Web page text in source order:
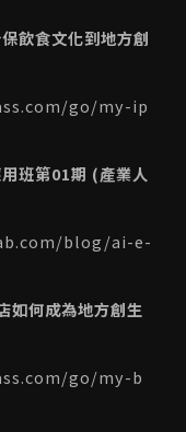
飲食文化到地方創
go/my-ip
班第01期 (產業人
blog/ai-e-
如何成為地方創生
go/my-b